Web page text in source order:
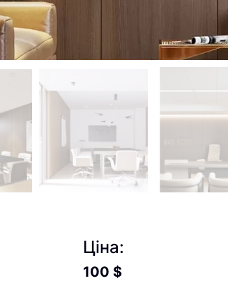
Ціна:
100 $